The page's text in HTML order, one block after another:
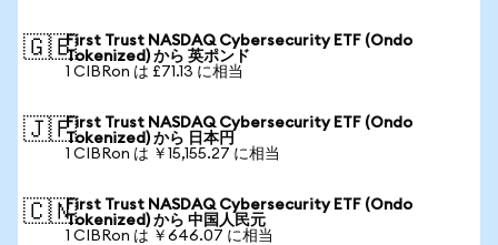
🇬🇧First Trust NASDAQ Cybersecurity ETF (Ondo
Tokenized) から 英ポンド
1 CIBRon は £71.13 に相当
🇯🇵First Trust NASDAQ Cybersecurity ETF (Ondo
Tokenized) から 日本円
1 CIBRon は ￥15,155.27 に相当
🇨🇳First Trust NASDAQ Cybersecurity ETF (Ondo
Tokenized) から 中国人民元
1 CIBRon は ￥646.07 に相当